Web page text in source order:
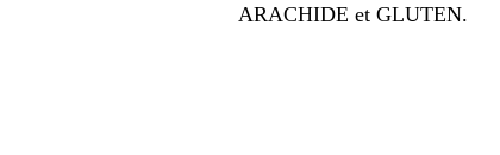
ARACHIDE et GLUTEN.